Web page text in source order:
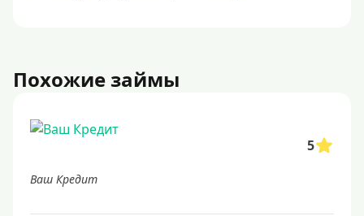
Похожие займы
5
Ваш Кредит